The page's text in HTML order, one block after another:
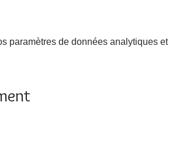
paramètres de données analytiques